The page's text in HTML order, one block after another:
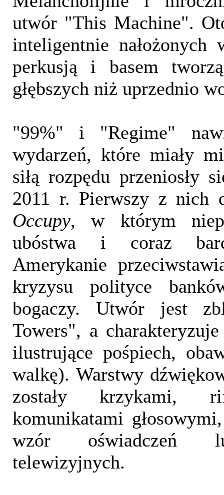
utwór "This Machine".
inteligentnie nałożonych
perkusją i basem
głębszych niż uprzednio
"99%" i "Regime"
wydarzeń, które miały
siłą rozpędu przeniosły
2011 r. Pierwszy z nich
Occupy, w którym
ubóstwa i coraz
Amerykanie
kryzysu polityce
bogaczy. Utwór jest
Towers", a
ilustrujące pośpiech,
walkę). Warstwy
zostały
komunikatami
wzór oświadczeń
telewizyjnych.